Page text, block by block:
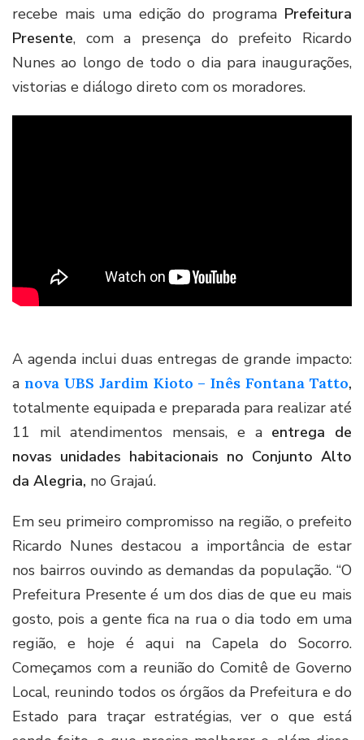
recebe mais uma edição do programa Prefeitura
Presente, com a presença do prefeito Ricardo
Nunes ao longo de todo o dia para inaugurações,
vistorias e diálogo direto com os moradores.
A agenda inclui duas entregas de grande impacto:
a nova UBS Jardim Kioto – Inês Fontana Tatto,
totalmente equipada e preparada para realizar até
11 mil atendimentos mensais, e aentrega de
novas unidades habitacionais no Conjunto Alto
da Alegria, no Grajaú.
Em seu primeiro compromisso na região, o prefeito
Ricardo Nunes destacou a importância de estar
nos bairros ouvindo as demandas da população. “O
Prefeitura Presente é um dos dias de que eu mais
gosto, pois a gente fica na rua o dia todo em uma
região, e hoje é aqui na Capela do Socorro.
Começamos com a reunião do Comitê de Governo
Local, reunindo todos os órgãos da Prefeitura e do
Estado para traçar estratégias, ver o que está